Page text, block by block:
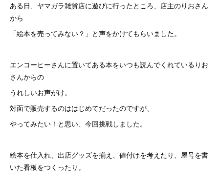
ある日、ヤマガラ雑貨店に遊びに行ったところ、店主のりおさん
から
「絵本を売ってみない？」と声をかけてもらいました。
エンコーヒーさんに置いてある本をいつも読んでくれているりお
さんからの
うれしいお声がけ。
対面で販売するのははじめてだったのですが、
やってみたい！と思い、今回挑戦しました。
絵本を仕入れ、出店グッズを揃え、値付けを考えたり、屋号を書
いた看板をつくったり。